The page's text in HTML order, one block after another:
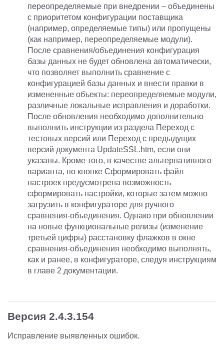
переопределяемые при внедрении – объединены
с приоритетом конфигурации поставщика
(например, определяемые типы) или пропущены
(как например, переопределяемые модули).
После сравнения/объединения конфигурация
базы данных не будет обновлена автоматически,
что позволяет выполнить сравнение с
конфигурацией базы данных и внести правки в
измененные объекты: переопределяемые модули,
различные локальные исправления и доработки.
После обновления необходимо дополнительно
выполнить инструкции из раздела Переход с
тестовых версий или Переход с предыдущих
версий документа UpdateSSL.htm, если они
указаны. Кроме того, в качестве альтернативного
варианта, по кнопке Сформировать файл
настроек предусмотрена возможность
сформировать настройки, которые затем можно
загрузить в конфигураторе для ручного
сравнения-объединения. Однако при обновлении
на новые функциональные релизы (изменение
третьей цифры) расстановку флажков в окне
сравнения-объединения необходимо выполнять,
как и ранее, в конфигураторе, следуя инструкциям
в главе 2 документации.
Версия 2.4.3.154
Исправление выявленных ошибок.